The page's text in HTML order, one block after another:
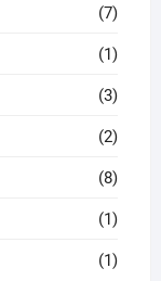
(7)
(1)
(3)
(2)
(8)
(1)
(1)